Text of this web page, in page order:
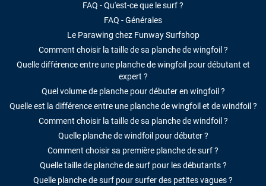
FAQ - Qu'est-ce que le surf ?
FAQ - Générales
Le Parawing chez Funway Surfshop
Comment choisir la taille de sa planche de wingfoil ?
Quelle différence entre une planche de wingfoil pour débutant et
expert ?
Quel volume de planche pour débuter en wingfoil ?
Quelle est la différence entre une planche de wingfoil et de windfoil ?
Comment choisir la taille de sa planche de windfoil ?
Quelle planche de windfoil pour débuter ?
Comment choisir sa première planche de surf ?
Quelle taille de planche de surf pour les débutants ?
Quelle planche de surf pour surfer des petites vagues ?